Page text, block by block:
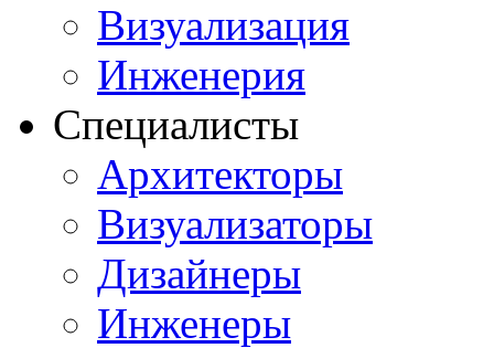
Визуализация
Инженерия
Специалисты
Архитекторы
Визуализаторы
Дизайнеры
Инженеры